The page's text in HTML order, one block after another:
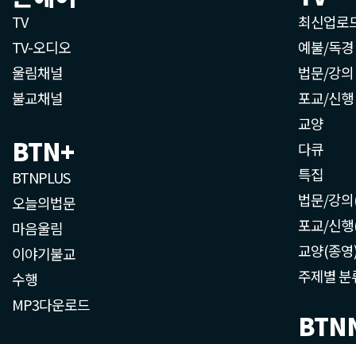
TV
TV-오디오
울림채널
불교채널
BTN+
BTNPLUS
오늘의법문
마음울림
이야기불교
수행
MP3다운로드
최신업로
예불/독경
법문/강의
포교/신행
교양
다큐
특집
법문/강
포교/신
교양(종
주제별 분